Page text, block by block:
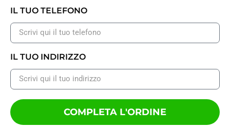
IL TUO TELEFONO
IL TUO INDIRIZZO
COMPLETA L'ORDINE